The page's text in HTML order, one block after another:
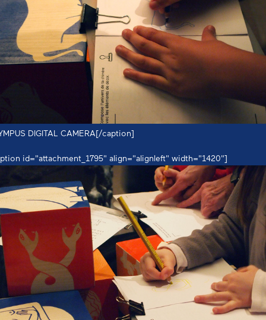
DIGITAL CAMERA[/caption]
id="attachment_1795" align="alignleft" width="1420"]